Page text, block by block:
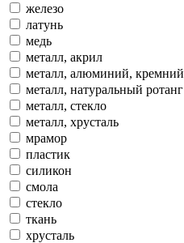
железо
латунь
медь
металл, акрил
металл, алюминий, кремний
металл, натуральный ротанг
металл, стекло
металл, хрусталь
мрамор
пластик
силикон
смола
стекло
ткань
хрусталь